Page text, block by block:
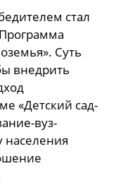
стал
Суть
внедрить
«Детский сад-
вуз-
населения